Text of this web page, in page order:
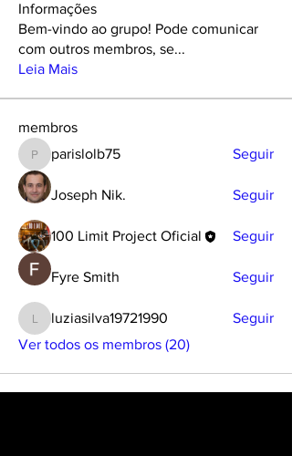
Informações
Bem-vindo ao grupo! Pode comunicar
com outros membros, se...
Leia Mais
membros
parislolb75
parislolb75 Seguir
Joseph Nik. Seguir
100 Limit Project Oficial Seguir
Fyre Smith Seguir
luziasilva19721990
luziasilva19721990
Seguir
Ver todos os membros (20)